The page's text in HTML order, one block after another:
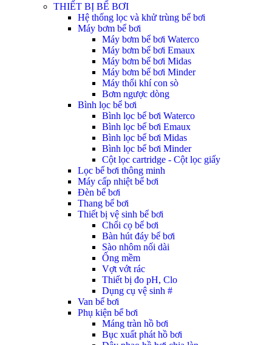
THIẾT BỊ BỂ BƠI
Hệ thống lọc và khử trùng bể bơi
Máy bơm bể bơi
Máy bơm bể bơi Waterco
Máy bơm bể bơi Emaux
Máy bơm bể bơi Midas
Máy bơm bể bơi Minder
Máy thổi khí con sò
Bơm ngược dòng
Bình lọc bể bơi
Bình lọc bể bơi Waterco
Bình lọc bể bơi Emaux
Bình lọc bể bơi Midas
Bình lọc bể bơi Minder
Cột lọc cartridge - Cột lọc giấy
Lọc bể bơi thông minh
Máy cấp nhiệt bể bơi
Đèn bể bơi
Thang bể bơi
Thiết bị vệ sinh bể bơi
Chổi cọ bể bơi
Bàn hút đáy bể bơi
Sào nhôm nối dài
Ống mềm
Vợt vớt rác
Thiết bị đo pH, Clo
Dụng cụ vệ sinh #
Van bể bơi
Phụ kiện bể bơi
Máng tràn hồ bơi
Bục xuất phát hồ bơi